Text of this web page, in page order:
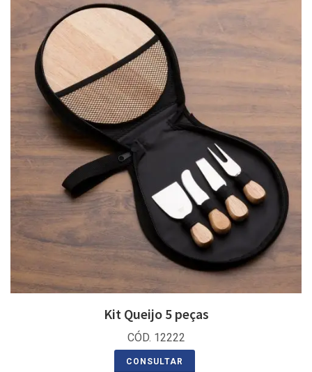
Kit Queijo 5 peças
CÓD. 12222
CONSULTAR